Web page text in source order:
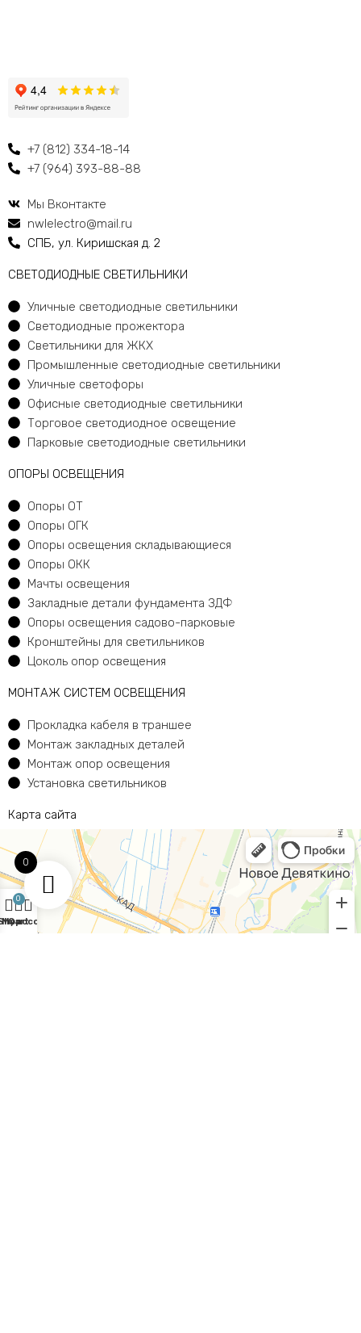
+7 (812) 334-18-14
+7 (964) 393-88-88
Мы Вконтакте
nwlelectro@mail.ru
СПБ, ул. Киришская д. 2
CВЕТОДИОДНЫЕ СВЕТИЛЬНИКИ
Уличные светодиодные светильники
Светодиодные прожектора
Светильники для ЖКХ
Промышленные светодиодные светильники
Уличные светофоры
Офисные светодиодные светильники
Торговое светодиодное освещение
Парковые светодиодные светильники
ОПОРЫ ОСВЕЩЕНИЯ
Опоры ОТ
Опоры ОГК
Опоры освещения складывающиеся
Опоры ОКК
Мачты освещения
Закладные детали фундамента ЗДФ
Опоры освещения садово-парковые
Кронштейны для светильников
Цоколь опор освещения
МОНТАЖ СИСТЕМ ОСВЕЩЕНИЯ
Прокладка кабеля в траншее
Монтаж закладных деталей
Монтаж опор освещения
Установка светильников
Карта сайта
0
0
Cart
My account